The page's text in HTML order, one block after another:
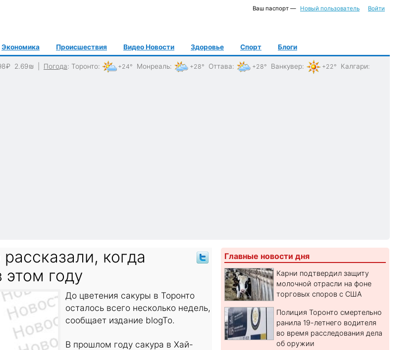
Ваш паспорт — Новый пользователь Войти
Экономика Происшествия Видео Новости Здоровье Спорт Блоги
₽ 2.69₪ Погода: Торонто: +24° Монреаль: +28° Оттава: +28° Ванкувер: +22° Калгари:
когда
этом году
До цветения сакуры в Торонто
осталось всего несколько недель,
сообщает издание blogTo.
В прошлом году сакура в Хай-
Главные новости дня
Карни подтвердил защиту
молочной отрасли на фоне
торговых споров с США
Полиция Торонто смертельно
ранила 19-летнего водителя
во время расследования дела
об оружии